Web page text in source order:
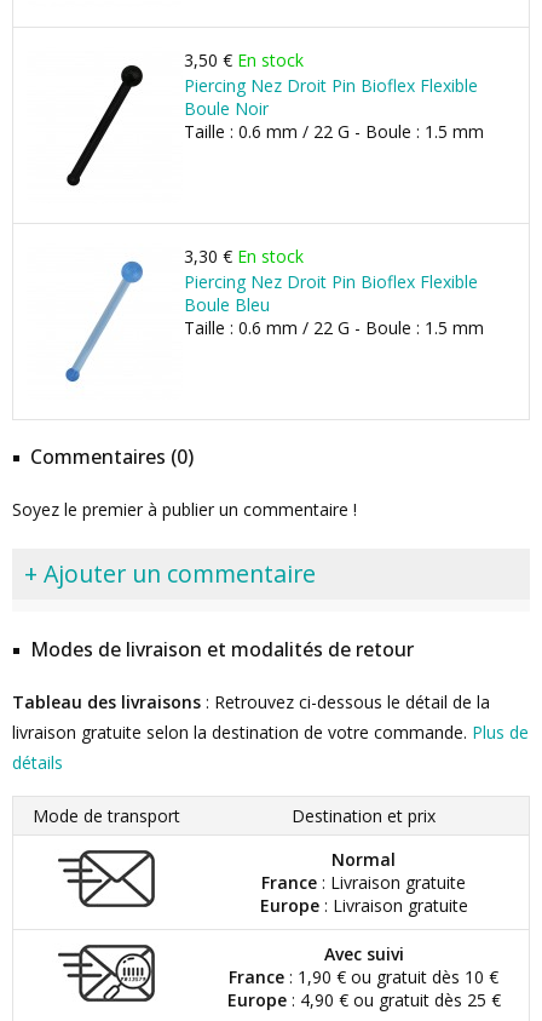
3,50 € En stock
Piercing Nez Droit Pin Bioflex Flexible
Boule Noir
Taille : 0.6 mm / 22 G - Boule : 1.5 mm
3,30 € En stock
Piercing Nez Droit Pin Bioflex Flexible
Boule Bleu
Taille : 0.6 mm / 22 G - Boule : 1.5 mm
Commentaires (0)
Soyez le premier à publier un commentaire !
+ Ajouter un commentaire
Modes de livraison et modalités de retour
Tableau des livraisons : Retrouvez ci-dessous le détail de la
livraison gratuite selon la destination de votre commande. Plus de
détails
Mode de transport
Destination et prix
Normal
France : Livraison gratuite
Europe: Livraison gratuite
Avec suivi
France : 1,90 € ou gratuit dès 10 €
Europe: 4,90 € ou gratuit dès 25 €